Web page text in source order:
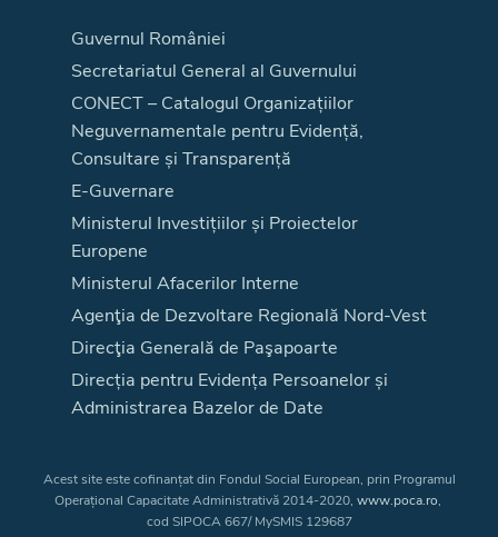
Guvernul României
Secretariatul General al Guvernului
CONECT – Catalogul Organizațiilor
Neguvernamentale pentru Evidență,
Consultare și Transparență
E-Guvernare
Ministerul Investițiilor și Proiectelor
Europene
Ministerul Afacerilor Interne
Agenţia de Dezvoltare Regională Nord-Vest
Direcţia Generală de Paşapoarte
Direcția pentru Evidența Persoanelor și
Administrarea Bazelor de Date
Acest site este cofinanțat din Fondul Social European, prin Programul
Operațional Capacitate Administrativă 2014-2020, www.poca.ro,
cod SIPOCA 667/ MySMIS 129687